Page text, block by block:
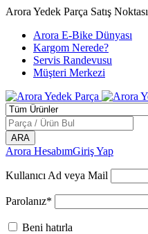
Arora Yedek Parça Satış Noktası
Arora E-Bike Dünyası
Kargom Nerede?
Servis Randevusu
Müşteri Merkezi
Arora HesabımGiriş Yap
Kullanıcı Ad veya Mail
Parolanız*
Beni hatırla